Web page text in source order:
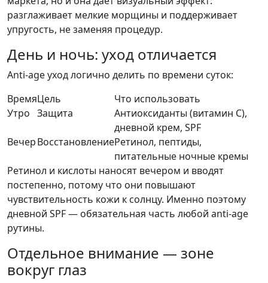
разглаживает мелкие морщины и поддерживает
упругость, не заменяя процедур.
День и ночь: уход отличается
Anti-age уход логично делить по времени суток:
ВремяЦель
Что использовать
Утро Защита
Антиоксиданты (витамин C),
дневной крем, SPF
ВечерВосстановлениеРетинол, пептиды,
питательные ночные кремы
Ретинол и кислоты наносят вечером и вводят
постепенно, потому что они повышают
чувствительность кожи к солнцу. Именно поэтому
дневной SPF — обязательная часть любой anti-age
рутины.
Отдельное внимание — зоне
вокруг глаз